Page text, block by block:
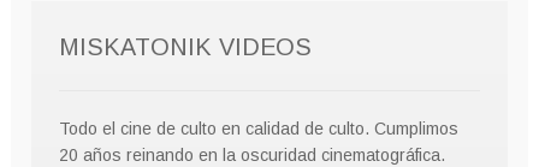
MISKATONIK VIDEOS
Todo el cine de culto en calidad de culto. Cumplimos
20 años reinando en la oscuridad cinematográfica.